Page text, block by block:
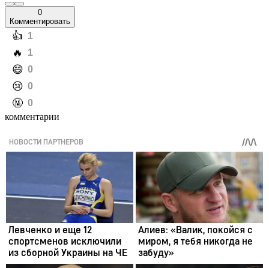
0
Комментировать
️👍 1
️🔥 1
️😄 0
️😢 0
️🤬 0
комментарии